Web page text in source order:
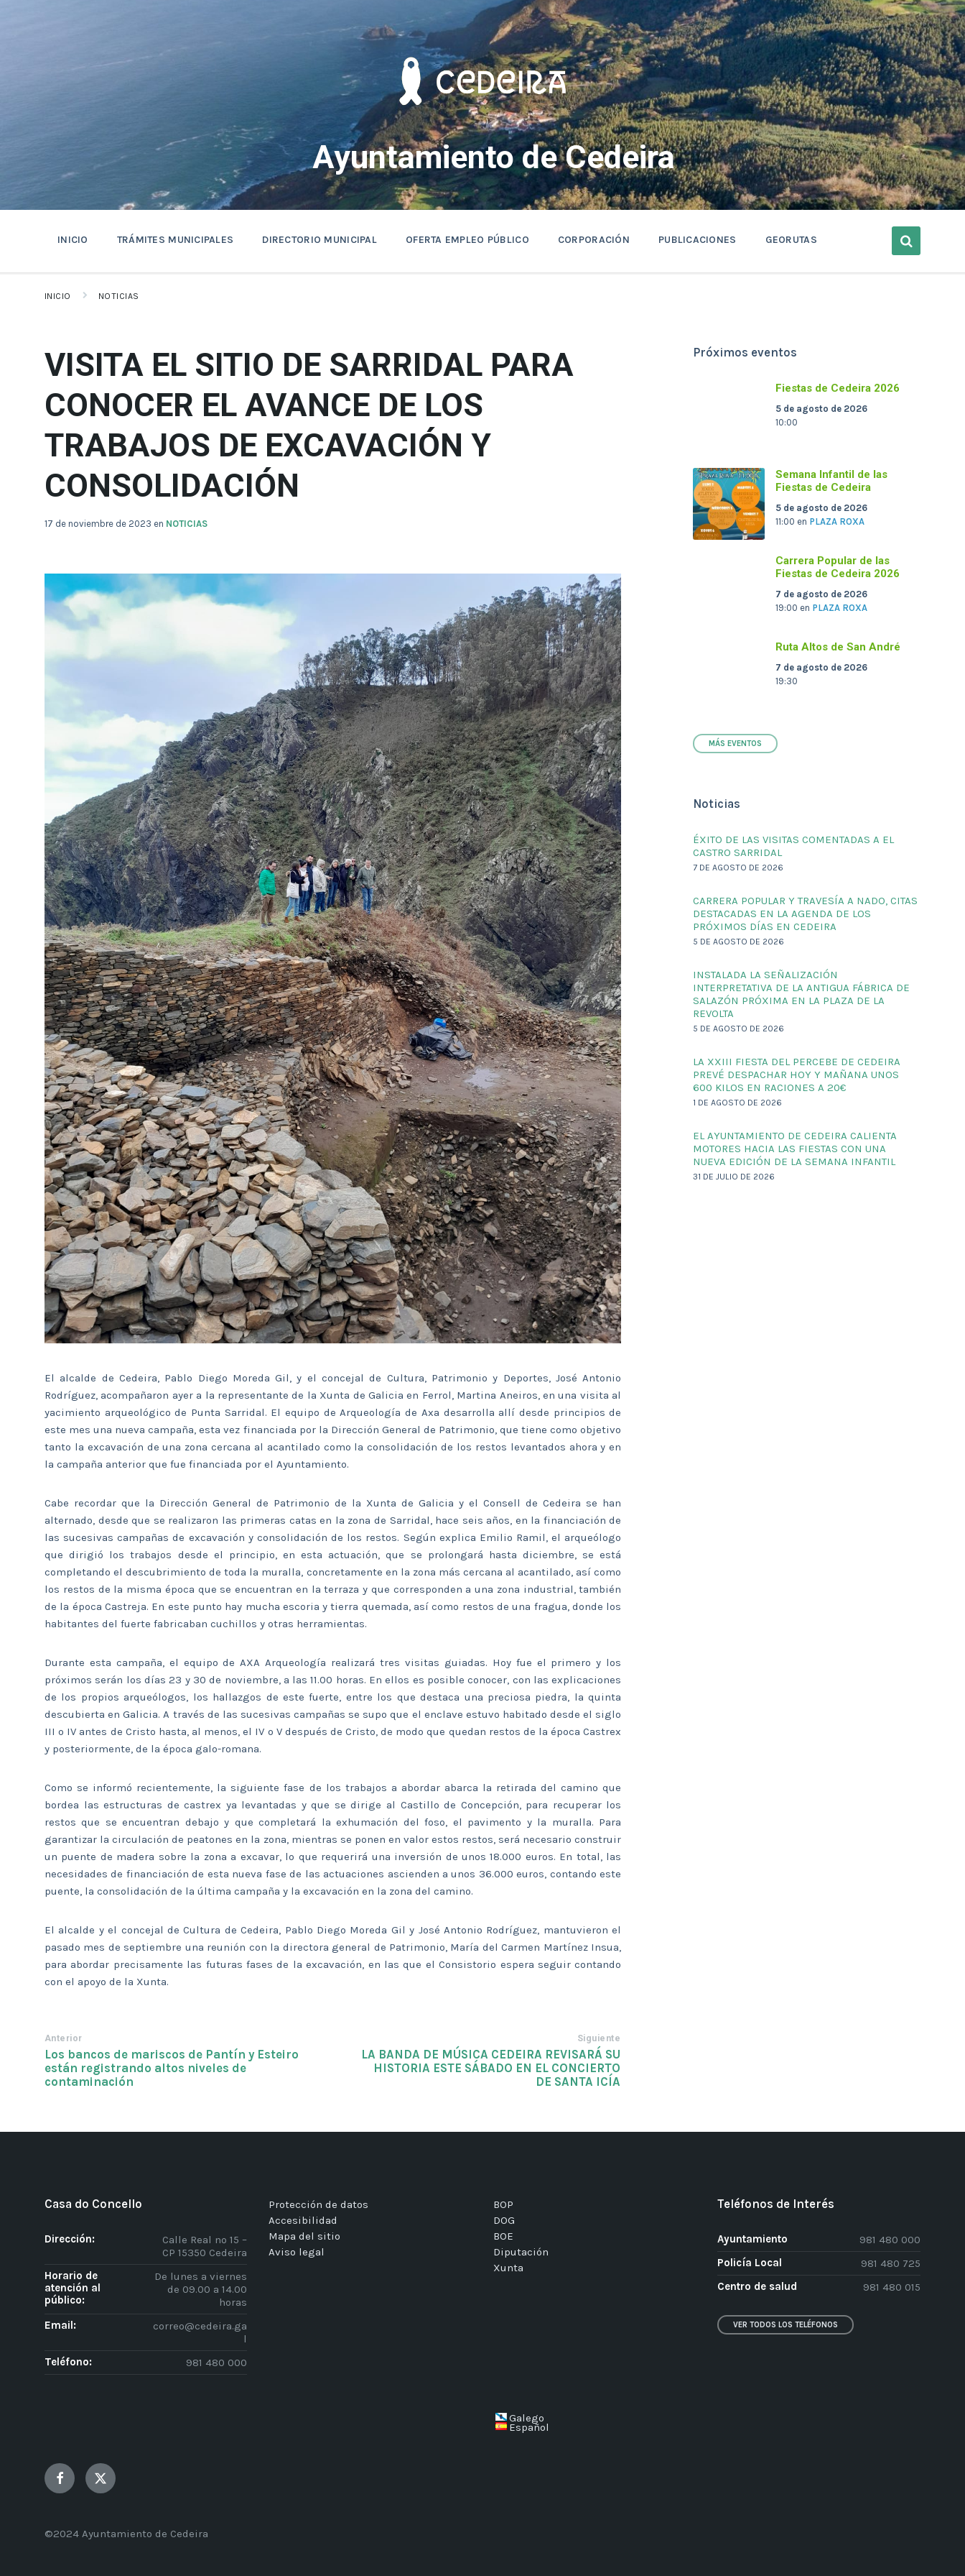
Ayuntamiento de Cedeira
INICIO TRÁMITES MUNICIPALES DIRECTORIO MUNICIPAL OFERTA EMPLEO PÚBLICO CORPORACIÓN PUBLICACIONES GEORUTAS
INICIO NOTICIAS
VISITA EL SITIO DE SARRIDAL PARA
CONOCER EL AVANCE DE LOS
TRABAJOS DE EXCAVACIÓN Y
CONSOLIDACIÓN
17 de noviembre de 2023 en NOTICIAS
El alcalde de Cedeira, Pablo Diego Moreda Gil, y el concejal de Cultura, Patrimonio y Deportes, José Antonio
Rodríguez, acompañaron ayer a la representante de la Xunta de Galicia en Ferrol, Martina Aneiros, en una visita al
yacimiento arqueológico de Punta Sarridal. El equipo de Arqueología de Axa desarrolla allí desde principios de
este mes una nueva campaña, esta vez financiada por la Dirección General de Patrimonio, que tiene como objetivo
tanto la excavación de una zona cercana al acantilado como la consolidación de los restos levantados ahora y en
la campaña anterior que fue financiada por el Ayuntamiento.
Cabe recordar que la Dirección General de Patrimonio de la Xunta de Galicia y el Consell de Cedeira se han
alternado, desde que se realizaron las primeras catas en la zona de Sarridal, hace seis años, en la financiación de
las sucesivas campañas de excavación y consolidación de los restos. Según explica Emilio Ramil, el arqueólogo
que dirigió los trabajos desde el principio, en esta actuación, que se prolongará hasta diciembre, se está
completando el descubrimiento de toda la muralla, concretamente en la zona más cercana al acantilado, así como
los restos de la misma época que se encuentran en la terraza y que corresponden a una zona industrial, también
de la época Castreja. En este punto hay mucha escoria y tierra quemada, así como restos de una fragua, donde los
habitantes del fuerte fabricaban cuchillos y otras herramientas.
Durante esta campaña, el equipo de AXA Arqueología realizará tres visitas guiadas. Hoy fue el primero y los
próximos serán los días 23 y 30 de noviembre, a las 11.00 horas. En ellos es posible conocer, con las explicaciones
de los propios arqueólogos, los hallazgos de este fuerte, entre los que destaca una preciosa piedra, la quinta
descubierta en Galicia. A través de las sucesivas campañas se supo que el enclave estuvo habitado desde el siglo
III o IV antes de Cristo hasta, al menos, el IV o V después de Cristo, de modo que quedan restos de la época Castrex
y posteriormente, de la época galo-romana.
Como se informó recientemente, la siguiente fase de los trabajos a abordar abarca la retirada del camino que
bordea las estructuras de castrex ya levantadas y que se dirige al Castillo de Concepción, para recuperar los
restos que se encuentran debajo y que completará la exhumación del foso, el pavimento y la muralla. Para
garantizar la circulación de peatones en la zona, mientras se ponen en valor estos restos, será necesario construir
un puente de madera sobre la zona a excavar, lo que requerirá una inversión de unos 18.000 euros. En total, las
necesidades de financiación de esta nueva fase de las actuaciones ascienden a unos 36.000 euros, contando este
puente, la consolidación de la última campaña y la excavación en la zona del camino.
El alcalde y el concejal de Cultura de Cedeira, Pablo Diego Moreda Gil y José Antonio Rodríguez, mantuvieron el
pasado mes de septiembre una reunión con la directora general de Patrimonio, María del Carmen Martínez Insua,
para abordar precisamente las futuras fases de la excavación, en las que el Consistorio espera seguir contando
con el apoyo de la Xunta.
Anterior
Los bancos de mariscos de Pantín y Esteiro
están registrando altos niveles de
contaminación
Siguiente
LA BANDA DE MÚSICA CEDEIRA REVISARÁ SU
HISTORIA ESTE SÁBADO EN EL CONCIERTO
DE SANTA ICÍA
Próximos eventos
Fiestas de Cedeira 2026
5 de agosto de 2026
10:00
Semana Infantil de las
Fiestas de Cedeira
5 de agosto de 2026
11:00 en PLAZA ROXA
Carrera Popular de las
Fiestas de Cedeira 2026
7 de agosto de 2026
19:00 en PLAZA ROXA
Ruta Altos de San André
7 de agosto de 2026
19:30
MÁS EVENTOS
Noticias
ÉXITO DE LAS VISITAS COMENTADAS A EL
CASTRO SARRIDAL
7 DE AGOSTO DE 2026
CARRERA POPULAR Y TRAVESÍA A NADO, CITAS
DESTACADAS EN LA AGENDA DE LOS
PRÓXIMOS DÍAS EN CEDEIRA
5 DE AGOSTO DE 2026
INSTALADA LA SEÑALIZACIÓN
INTERPRETATIVA DE LA ANTIGUA FÁBRICA DE
SALAZÓN PRÓXIMA EN LA PLAZA DE LA
REVOLTA
5 DE AGOSTO DE 2026
LA XXIII FIESTA DEL PERCEBE DE CEDEIRA
PREVÉ DESPACHAR HOY Y MAÑANA UNOS
600 KILOS EN RACIONES A 20€
1 DE AGOSTO DE 2026
EL AYUNTAMIENTO DE CEDEIRA CALIENTA
MOTORES HACIA LAS FIESTAS CON UNA
NUEVA EDICIÓN DE LA SEMANA INFANTIL
31 DE JULIO DE 2026
Casa do Concello
Dirección:
Calle Real nº 15 –
CP 15350 Cedeira
Horario de
atención al
público:
De lunes a viernes
de 09.00 a 14.00
horas
Email:
correo@cedeira.ga
l
Teléfono:
981 480 000
Protección de datos
Accesibilidad
Mapa del sitio
Aviso legal
BOP
DOG
BOE
Diputación
Xunta
Teléfonos de Interés
Ayuntamiento
981 480 000
Policía Local
981 480 725
Centro de salud
981 480 015
VER TODOS LOS TELÉFONOS
Galego
Español
Facebook Twitter
©2024 Ayuntamiento de Cedeira